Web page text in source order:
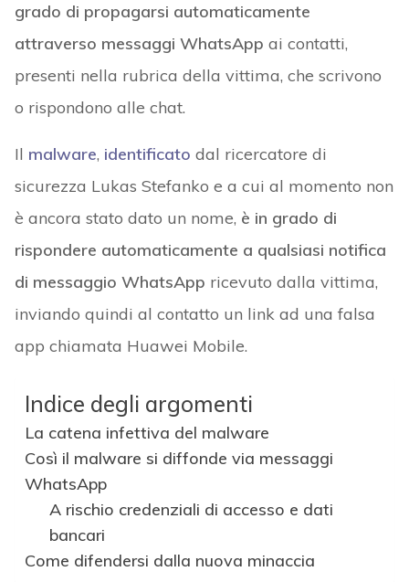
grado di propagarsi automaticamente
attraverso messaggi WhatsApp ai contatti,
presenti nella rubrica della vittima, che scrivono
o rispondono alle chat.
Il malware, identificato dal ricercatore di
sicurezza Lukas Stefanko e a cui al momento non
è ancora stato dato un nome, è in grado di
rispondere automaticamente a qualsiasi notifica
di messaggio WhatsApp ricevuto dalla vittima,
inviando quindi al contatto un link ad una falsa
app chiamata Huawei Mobile.
Indice degli argomenti
La catena infettiva del malware
Così il malware si diffonde via messaggi
WhatsApp
A rischio credenziali di accesso e dati
bancari
Come difendersi dalla nuova minaccia